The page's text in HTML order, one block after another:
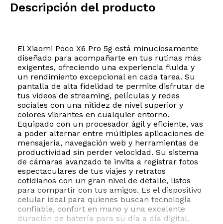
Modelo y origen
Descripción del producto
El Xiaomi Poco X6 Pro 5g está minuciosamente
diseñado para acompañarte en tus rutinas más
exigentes, ofreciendo una experiencia fluida y
un rendimiento excepcional en cada tarea. Su
pantalla de alta fidelidad te permite disfrutar de
tus videos de streaming, películas y redes
sociales con una nitidez de nivel superior y
colores vibrantes en cualquier entorno.
Equipado con un procesador ágil y eficiente, vas
a poder alternar entre múltiples aplicaciones de
mensajería, navegación web y herramientas de
productividad sin perder velocidad. Su sistema
de cámaras avanzado te invita a registrar fotos
espectaculares de tus viajes y retratos
cotidianos con un gran nivel de detalle, listos
para compartir con tus amigos. Es el dispositivo
celular ideal para quienes buscan tecnología
confiable, confort en mano y una excelente
duración de batería para su día a día digital.